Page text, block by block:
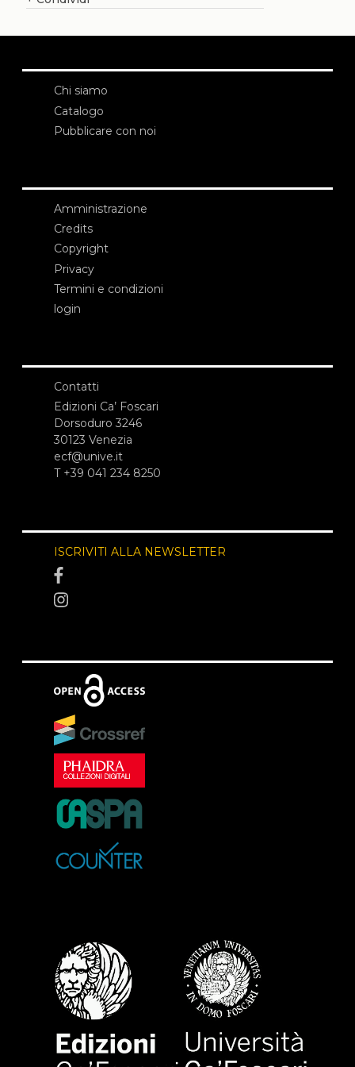
Chi siamo
Catalogo
Pubblicare con noi
Amministrazione
Credits
Copyright
Privacy
Termini e condizioni
login
Contatti
Edizioni Ca’ Foscari
Dorsoduro 3246
30123 Venezia
ecf@unive.it
T +39 041 234 8250
ISCRIVITI ALLA NEWSLETTER